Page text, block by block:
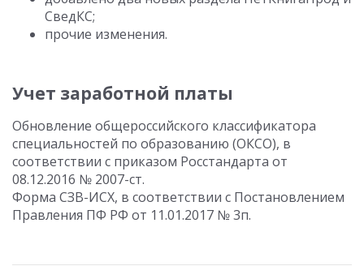
СведКС;
прочие изменения.
Учет заработной платы
Обновление общероссийского классификатора
специальностей по образованию (ОКСО), в
соответствии с приказом Росстандарта от
08.12.2016 № 2007-ст.
Форма СЗВ-ИСХ, в соответствии с Постановлением
Правления ПФ РФ от 11.01.2017 № 3п.